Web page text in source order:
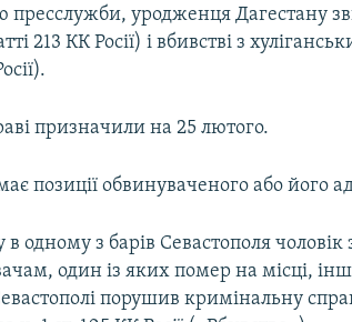
пресслужби, уродженця Дагестану
213 КК Росії) і вбивстві з
призначили на 25 лютого.
позиції обвинуваченого або його
в одному з барів Севастополя чоловік
один із яких помер на місці,
порушив кримінальну